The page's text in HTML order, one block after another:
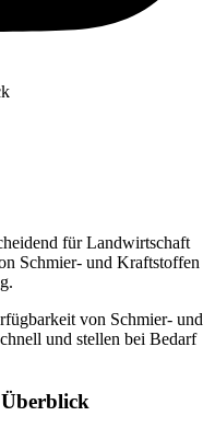
für Landwirtschaft
Schmier- und Kraftstoffen
von Schmier- und
und stellen bei Bedarf